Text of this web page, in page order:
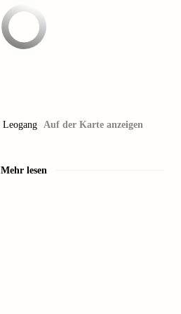
Leogang Auf der Karte anzeigen
Mehr lesen